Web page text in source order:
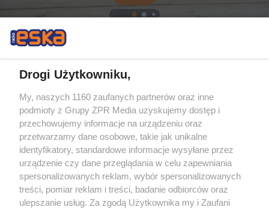
Drogi Użytkowniku,
My, naszych 1160 zaufanych partnerów oraz inne
podmioty z Grupy ZPR Media uzyskujemy dostęp i
przechowujemy informacje na urządzeniu oraz
przetwarzamy dane osobowe, takie jak unikalne
identyfikatory, standardowe informacje wysyłane przez
urządzenie czy dane przeglądania w celu zapewniania
spersonalizowanych reklam, wybór spersonalizowanych
treści, pomiar reklam i treści, badanie odbiorców oraz
ulepszanie usług. Za zgodą Użytkownika my i Zaufani